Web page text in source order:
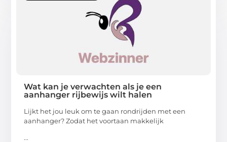
Wat kan je verwachten als je een
aanhanger rijbewijs wilt halen
Lijkt het jou leuk om te gaan rondrijden met een
aanhanger? Zodat het voortaan makkelijk
...